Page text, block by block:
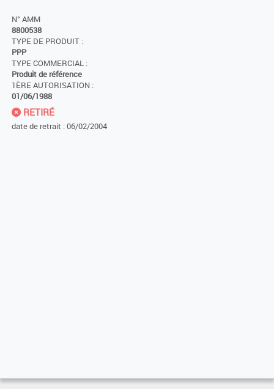
N° AMM
8800538
TYPE DE PRODUIT :
PPP
TYPE COMMERCIAL :
Produit de référence
1ÈRE AUTORISATION :
01/06/1988
RETIRÉ
date de retrait : 06/02/2004